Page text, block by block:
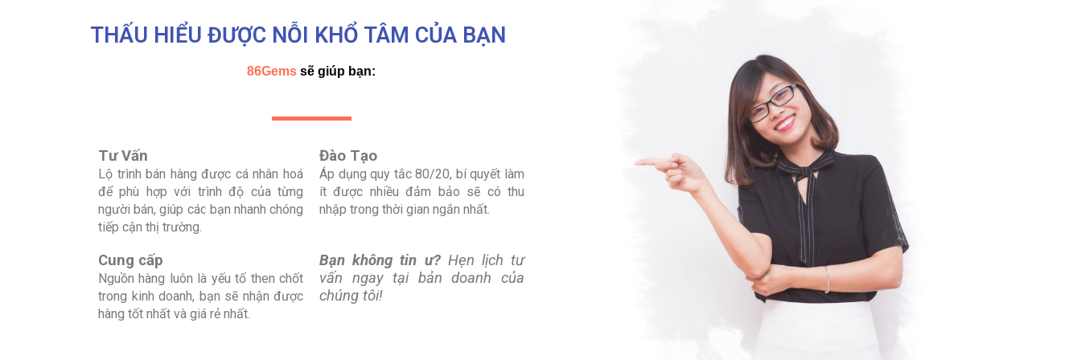
THẤU HIỂU ĐƯỢC NỖI KHỔ TÂM CỦA BẠN
86Gems sẽ giúp bạn:
Tư Vấn
Lộ trình bán hàng được cá nhân hoá
để phù hợp với trình độ của từng
người bán, giúp các bạn nhanh chóng
tiếp cận thị trường.
Đào Tạo
Áp dụng quy tắc 80/20, bí quyết làm
ít được nhiều đảm bảo sẽ có thu
nhập trong thời gian ngắn nhất.
Cung cấp
Nguồn hàng luôn là yếu tố then chốt
trong kinh doanh, bạn sẽ nhận được
hàng tốt nhất và giá rẻ nhất.
Bạn không tin ư? Hẹn lịch tư
vấn ngay tạibản doanh của
chúng tôi!